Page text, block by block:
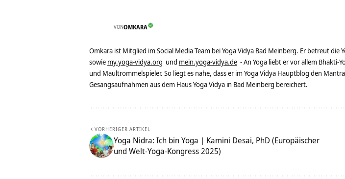
VONOMKARA
Omkara ist Mitglied im Social Media Team bei Yoga Vidya Bad Meinberg. Er betreut die
sowie my.yoga-vidya.org und mein.yoga-vidya.de - An Yoga liebt er vor allem
und Maultrommelspieler. So liegt es nahe, dass er im Yoga Vidya Hauptblog den
Gesangsaufnahmen aus dem Haus Yoga Vidya in Bad Meinberg bereichert.
VORHERIGER ARTIKEL
Yoga Nidra: Ich bin Yoga | Kamini Desai, PhD (Europäischer
und Welt-Yoga-Kongress 2025)